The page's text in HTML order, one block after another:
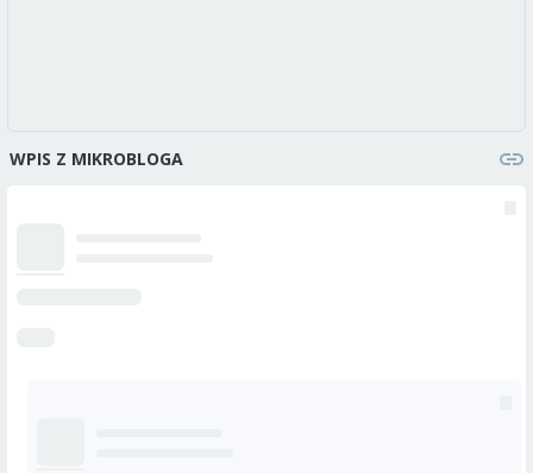
WPIS Z MIKROBLOGA